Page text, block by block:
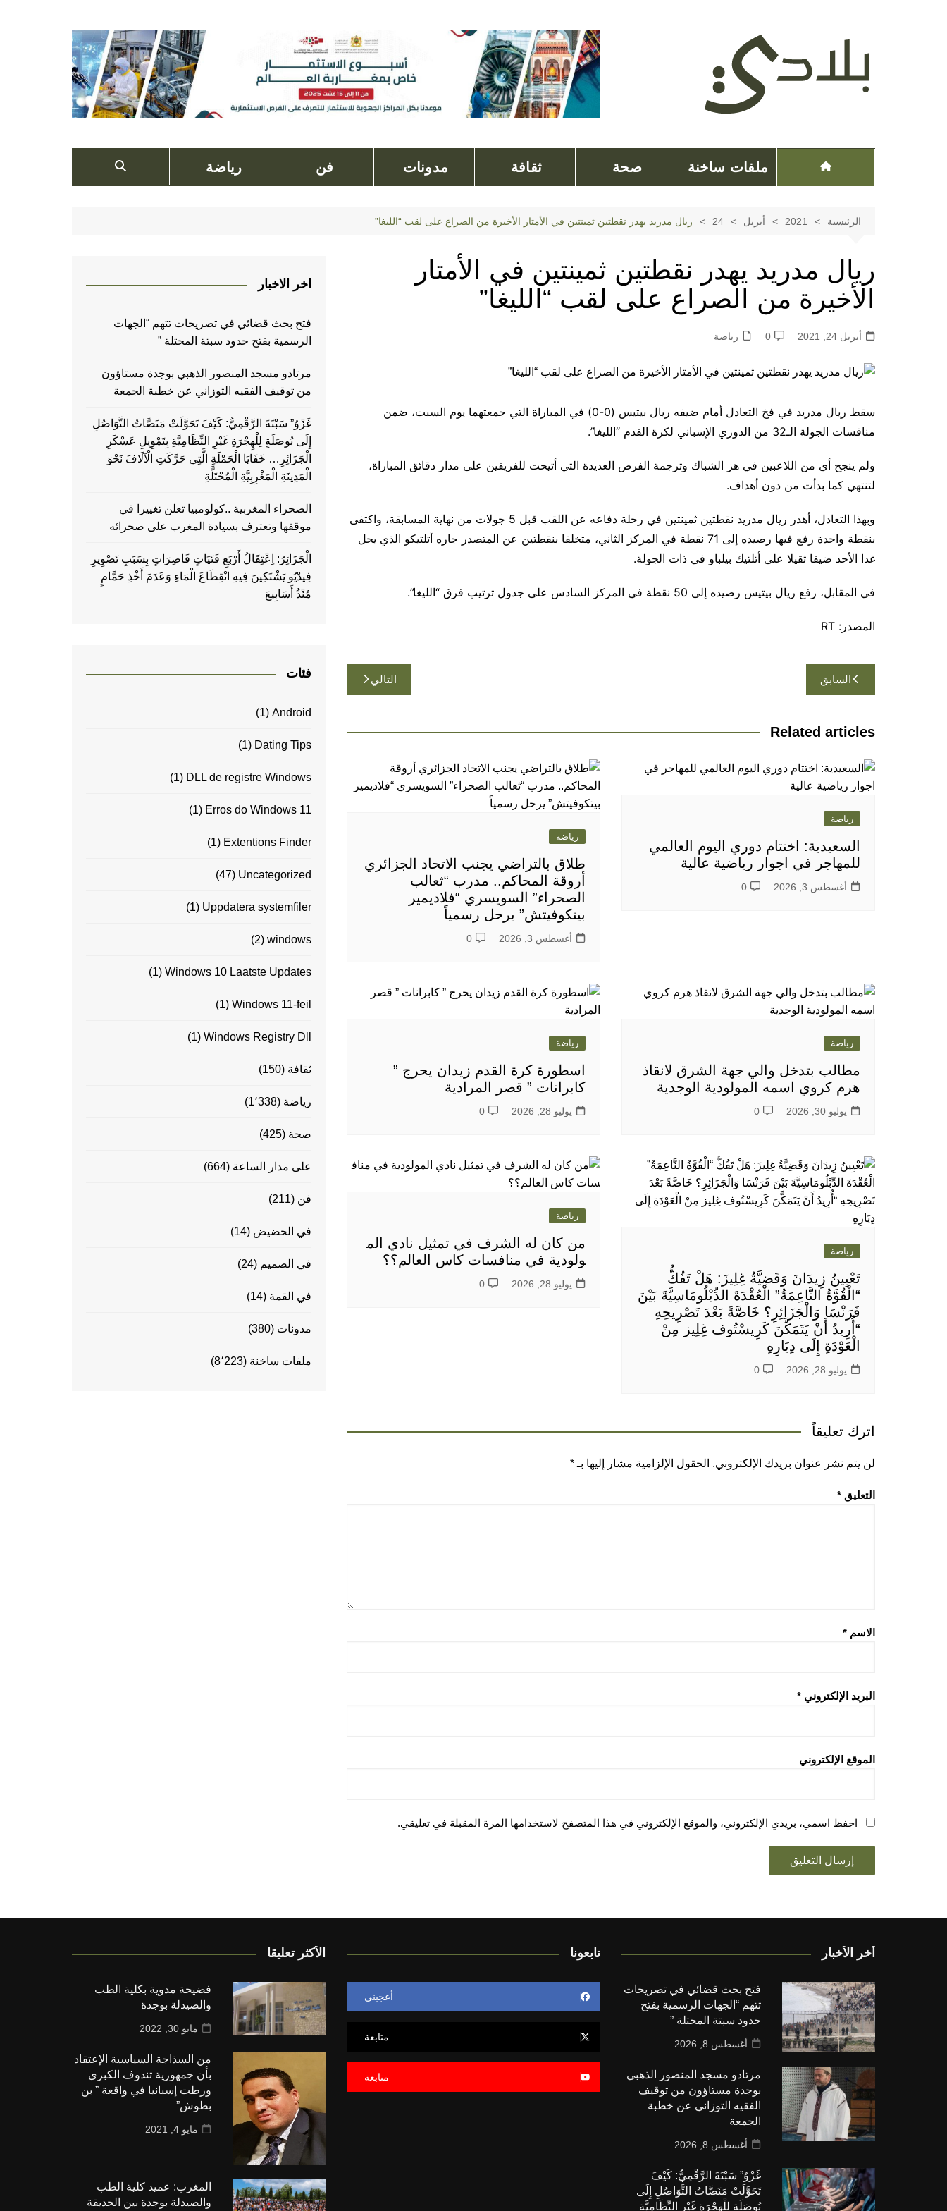
ملفات ساخنة صحة ثقافة مدونات فن رياضة
الرئيسية 2021 أبريل 24 ريال مدريد يهدر نقطتين ثمينتين في الأمتار الأخيرة من الصراع على لقب “الليغا”
ريال مدريد يهدر نقطتين ثمينتين في الأمتار
الأخيرة من الصراع على لقب “الليغا”
أبريل 24, 2021 0 رياضة
سقط ريال مدريد في فخ التعادل أمام ضيفه ريال بيتيس (0-0) في المباراة التي جمعتهما يوم السبت، ضمن
منافسات الجولة الـ32 من الدوري الإسباني لكرة القدم “الليغا”.
ولم ينجح أي من اللاعبين في هز الشباك وترجمة الفرص العديدة التي أتيحت للفريقين على مدار دقائق المباراة،
لتنتهي كما بدأت من دون أهداف.
وبهذا التعادل، أهدر ريال مدريد نقطتين ثمينتين في رحلة دفاعه عن اللقب قبل 5 جولات من نهاية المسابقة، واكتفى
بنقطة واحدة رفع فيها رصيده إلى 71 نقطة في المركز الثاني، متخلفا بنقطتين عن المتصدر جاره أتلتيكو الذي يحل
غدا الأحد ضيفا ثقيلا على أتلتيك بيلباو في ذات الجولة.
في المقابل، رفع ريال بيتيس رصيده إلى 50 نقطة في المركز السادس على جدول ترتيب فرق “الليغا”.
المصدر: RT
تصفّح
المقالات
السابق التالي
Related articles
رياضة
السعيدية: اختتام دوري اليوم العالمي
للمهاجر في اجوار رياضية عالية
أغسطس 3, 2026 0
رياضة
طلاق بالتراضي يجنب الاتحاد الجزائري
أروقة المحاكم.. مدرب “ثعالب
الصحراء” السويسري “فلاديمير
بيتكوفيتش” يرحل رسمياً
أغسطس 3, 2026 0
رياضة
مطالب بتدخل والي جهة الشرق لانقاذ
هرم كروي اسمه المولودية الوجدية
يوليو 30, 2026 0
رياضة
اسطورة كرة القدم زيدان يحرج ”
كابرانات ” قصر المرادية
يوليو 28, 2026 0
رياضة
تَعْيِينُ زِيدَانَ وَقَضِيَّةُ غِلِيزَ: هَلْ تَفُكُّ
“الْقُوَّةُ النَّاعِمَةُ” الْعُقْدَةَ الدِّبْلُومَاسِيَّةَ بَيْنَ
فَرَنْسَا وَالْجَزَائِرِ؟ خَاصَّةً بَعْدَ تَصْرِيحِهِ
“أُرِيدُ أَنْ يَتَمَكَّنَ كَرِيسْتُوف غِلِيز مِنْ
الْعَوْدَةِ إِلَى دِيَارِهِ
يوليو 28, 2026 0
رياضة
من كان له الشرف في تمثيل نادي الم
ولودية في منافسات كاس العالم؟؟
يوليو 28, 2026 0
اترك تعليقاً
لن يتم نشر عنوان بريدك الإلكتروني. الحقول الإلزامية مشار إليها بـ *
التعليق *
الاسم *
البريد الإلكتروني *
الموقع الإلكتروني
احفظ اسمي، بريدي الإلكتروني، والموقع الإلكتروني في هذا المتصفح لاستخدامها المرة المقبلة في تعليقي.
اخر الاخبار
فتح بحث قضائي في تصريحات تتهم “الجهات
الرسمية بفتح حدود سبتة المحتلة ”
مرتادو مسجد المنصور الذهبي بوجدة مستاؤون
من توقيف الفقيه التوزاني عن خطبة الجمعة
غَزْوُ” سَبْتَةَ الرَّقْمِيُّ: كَيْفَ تَحَوَّلَتْ مَنَصَّاتُ التَّوَاصُلِ
إِلَى بُوصَلَةٍ لِلْهِجْرَةِ غَيْرِ النِّظَامِيَّةِ بِتَمْوِيلِ عَسْكَرِ
الْجَزَائِرِ… خَفَايَا الْحَمْلَةِ الَّتِي حَرَّكَتِ الْآلَافَ نَحْوَ
الْمَدِينَةِ الْمَغْرِبِيَّةِ الْمُحْتَلَّةِ
الصحراء المغربية ..كولومبيا تعلن تغييرا في
موقفها وتعترف بسيادة المغرب على صحرائه
الْجَزَائِرُ: اِعْتِقَالُ أَرْبَعِ فَتَيَاتٍ قَاصِرَاتٍ بِسَبَبِ تَصْوِيرِ
فِيدْيُو يَشْتَكِينَ فِيهِ انْقِطَاعَ الْمَاءِ وَعَدَمَ أَخْذِ حَمَّامٍ
مُنْذُ أَسَابِيعَ
فئات
Android
(1)
Dating Tips
(1)
DLL de registre Windows
(1)
Erros do Windows 11
(1)
Extentions Finder
(1)
Uncategorized
(47)
Uppdatera systemfiler
(1)
windows
(2)
Windows 10 Laatste Updates
(1)
Windows 11-feil
(1)
Windows Registry Dll
(1)
ثقافة (150)
رياضة (1٬338)
صحة (425)
على مدار الساعة (664)
فن (211)
في الحضيض (14)
في الصميم (24)
في القمة (14)
مدونات (380)
ملفات ساخنة (8٬223)
أخر الأخبار
فتح بحث قضائي في تصريحات
تتهم “الجهات الرسمية بفتح
حدود سبتة المحتلة ”
أغسطس 8, 2026
مرتادو مسجد المنصور الذهبي
بوجدة مستاؤون من توقيف
الفقيه التوزاني عن خطبة
الجمعة
أغسطس 8, 2026
غَزْوُ” سَبْتَةَ الرَّقْمِيُّ: كَيْفَ
تَحَوَّلَتْ مَنَصَّاتُ التَّوَاصُلِ إِلَى
بُوصَلَةٍ لِلْهِجْرَةِ غَيْرِ النِّظَامِيَّةِ
تابعونا
أعجبني
متابعة
متابعة
الأكثر تعليقا
فضيحة مدوية بكلية الطب
والصيدلة بوجدة
مايو 30, 2022
من السذاجة السياسية الإعتقاد
بأن جمهورية تندوف الكبرى
ورطت إسبانيا في واقعة ” بن
بطوش”
مايو 4, 2021
المغرب: عميد كلية الطب
والصيدلة بوجدة بين الحديقة